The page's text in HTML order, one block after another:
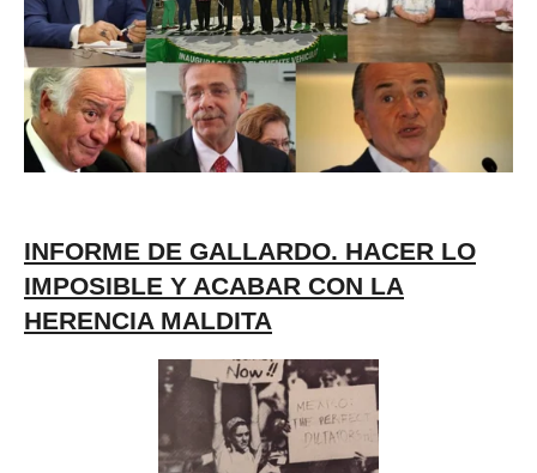
INFORME DE GALLARDO. HACER LO
IMPOSIBLE Y ACABAR CON LA
HERENCIA MALDITA